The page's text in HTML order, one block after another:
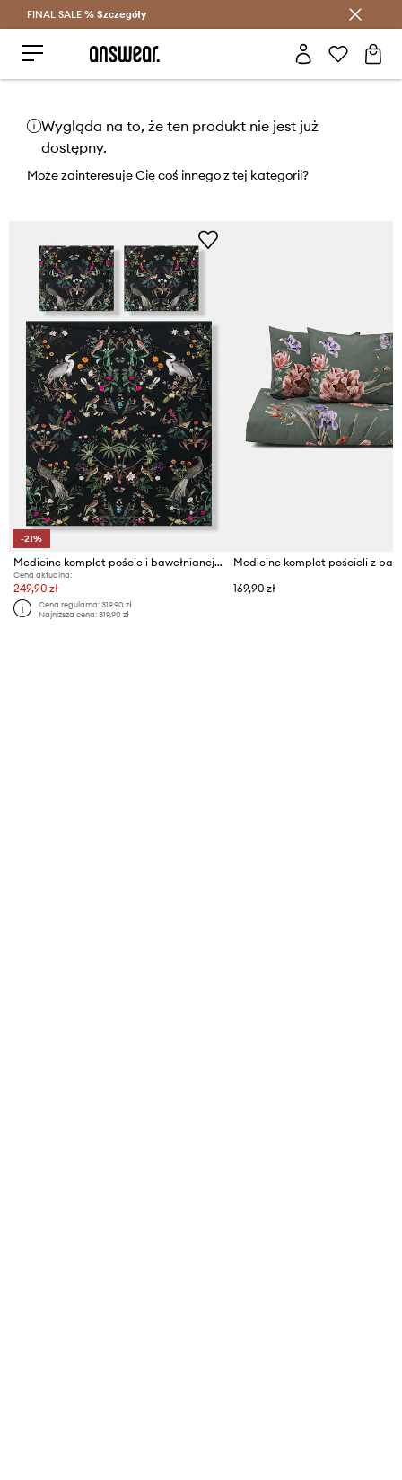
Oszczędzaj z Answear Club >
FINAL SALE % Szczegóły
Wygląda na to, że ten produkt nie jest już
dostępny.
Może zainteresuje Cię coś innego z tej kategorii?
-21%
Medicine komplet pościeli bawełnianej 70 x 80 cm / 200 x 200 cm
Cena aktualna:
249,90 zł
Cena regularna:319,90 zł
Najniższa cena:319,90 zł
169,90 zł